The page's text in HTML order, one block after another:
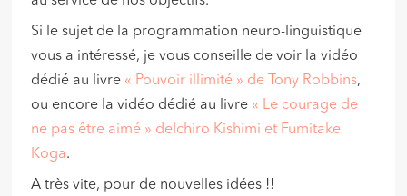
Si le sujet de la programmation neuro-linguistique
vous a intéressé, je vous conseille de voir la vidéo
dédié au livre « Pouvoir illimité » de Tony Robbins,
ou encore la vidéo dédié au livre « Le courage de
ne pas être aimé » deIchiro Kishimi et Fumitake
Koga.
A très vite, pour de nouvelles idées !!